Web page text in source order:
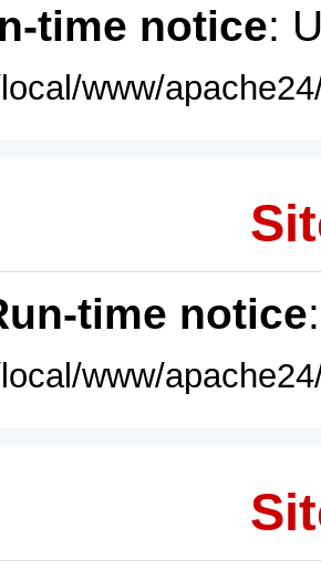
time notice:
www/
time notice
www/